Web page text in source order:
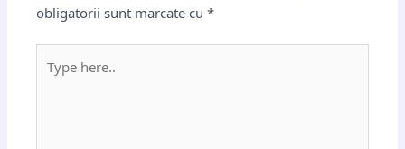
obligatorii sunt marcate cu*
here..